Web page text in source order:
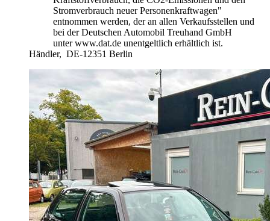
Stromverbrauch neuer Personenkraftwagen"
entnommen werden, der an allen Verkaufsstellen und
bei der Deutschen Automobil Treuhand GmbH
unter www.dat.de unentgeltlich erhältlich ist.
Händler, DE-12351 Berlin